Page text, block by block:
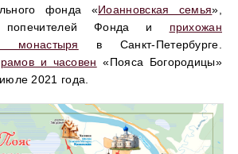
фонда «Иоанновская семья»,
попечителей Фонда и прихожан
монастыря
в Санкт-Петербурге.
и часовен «Пояса Богородицы»
2021 года.